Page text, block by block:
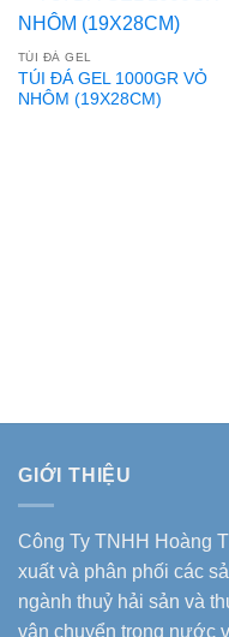
TÚI ĐÁ GEL
TÚI ĐÁ GEL 1000GR VỎ
NHÔM (19X28CM)
GIỚI THIỆU
Công Ty TNHH Hoàng
xuất và phân phối các
ngành thuỷ hải sản và
vận chuyển trong nước